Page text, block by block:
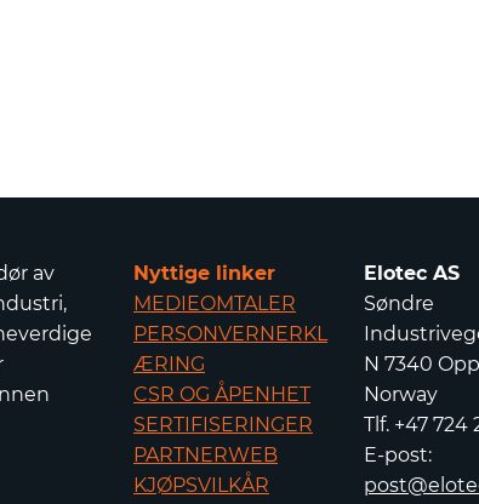
av
Nyttige linker
MEDIEOMTALER
PERSONVERNERKL
ÆRING
CSR OG ÅPENHET
SERTIFISERINGER
PARTNERWEB
KJØPSVILKÅR
Elotec AS
Søndre
N 7340
Norway
Tlf. +47 724
E-post: